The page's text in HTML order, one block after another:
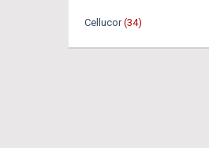
Cellucor (34)